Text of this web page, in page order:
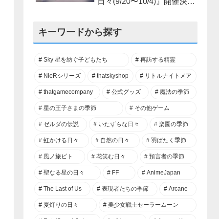
キーワードから探す
Sky 星を紡ぐ子どもたち 再訪する精霊
NieRシリーズ thatskyshop リトルナイトメア
thatgamecompany 公式グッズ 魔法の季節
星の王子さまの季節 その他ゲーム
ゼルダの伝説 いたずらな日々 楽園の季節
虹かける日々 自然の日々 羽ばたく季節
風ノ旅ビト 花笑む日々 預言者の季節
聖なる星の日々 FF AnimeJapan
The Last of Us 表現者たちの季節 Arcane
夏灯りの日々 美少女戦士セーラームーン